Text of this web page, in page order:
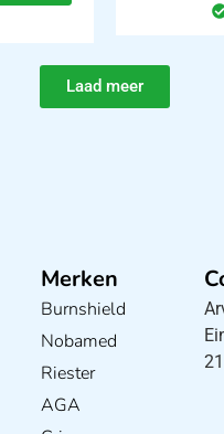
Laad meer
Merken
Burnshield
Nobamed
Riester
AGA